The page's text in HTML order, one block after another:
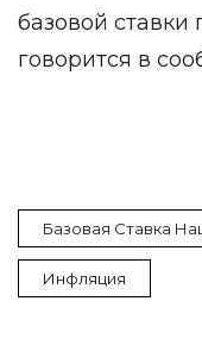
базовой ставки
говорится в
Базовая Ставка
Инфляция